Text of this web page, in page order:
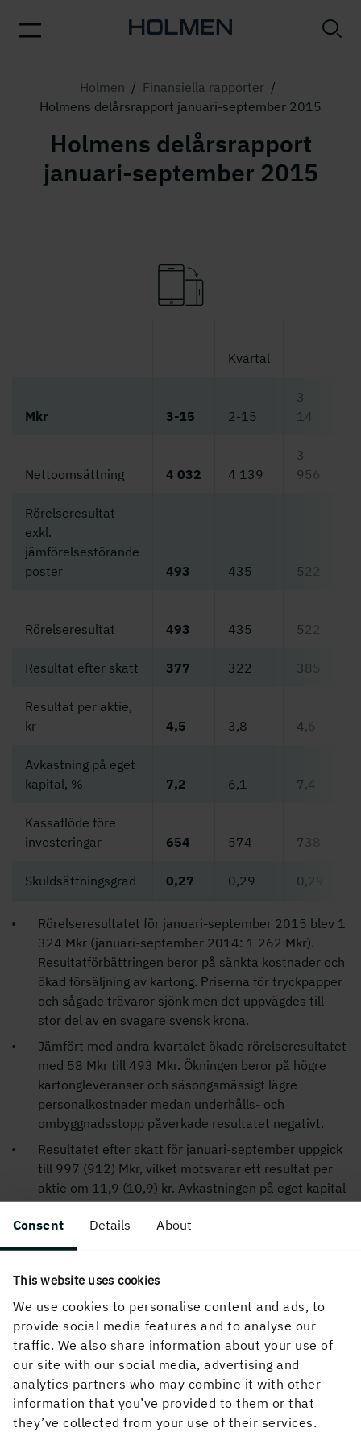
Consent Details About
This website uses cookies
We use cookies to personalise content and ads, to
provide social media features and to analyse our
traffic. We also share information about your use of
our site with our social media, advertising and
analytics partners who may combine it with other
information that you’ve provided to them or that
they’ve collected from your use of their services.
Holmen / Finansiella rapporter /
Holmens delårsrapport januari-september 2015
Holmens delårsrapport
januari-september 2015
Kvartal
Mkr 3-15 2-15
3-
14
Nettoomsättning 4 032 4 139
3
956
Rörelseresultat
exkl.
jämförelsestörande
poster
493 435 522
Rörelseresultat 493 435 522
Resultat efter skatt 377 322 385
Resultat per aktie,
kr
4,5 3,8 4,6
Avkastning på eget
kapital, %
7,2 6,1 7,4
Kassaflöde före
investeringar
654 574 738
Skuldsättningsgrad 0,27 0,29 0,29
Rörelseresultatet för januari-september 2015 blev 1
324 Mkr (januari-september 2014: 1 262 Mkr).
Resultatförbättringen beror på sänkta kostnader och
ökad försäljning av kartong. Priserna för tryckpapper
och sågade trävaror sjönk men det uppvägdes till
stor del av en svagare svensk krona.
Jämfört med andra kvartalet ökade rörelseresultatet
med 58 Mkr till 493 Mkr. Ökningen beror på högre
kartongleveranser och säsongsmässigt lägre
personalkostnader medan underhålls- och
ombyggnadsstopp påverkade resultatet negativt.
Resultatet efter skatt för januari-september uppgick
till 997 (912) Mkr, vilket motsvarar ett resultat per
aktie om 11,9 (10,9) kr. Avkastningen på eget kapital
var 6,3 (5,8) procent.
Henrik Sjölund, VD och koncernchef, tel 08 – 666 21 05
Ingela Carlsson, kommunikationsdirektör, tel 070 – 212
97 12
Informationen är sådan som Holmen AB skall
offentliggöra enligt lagen om värdepappersmarknaden
och/eller lagen om handel med finansiella instrument.
Informationen lämnades till medierna för